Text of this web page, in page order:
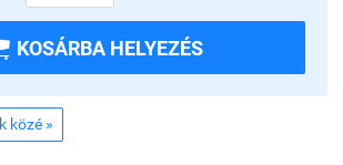
KOSÁRBA HELYEZÉS
közé »